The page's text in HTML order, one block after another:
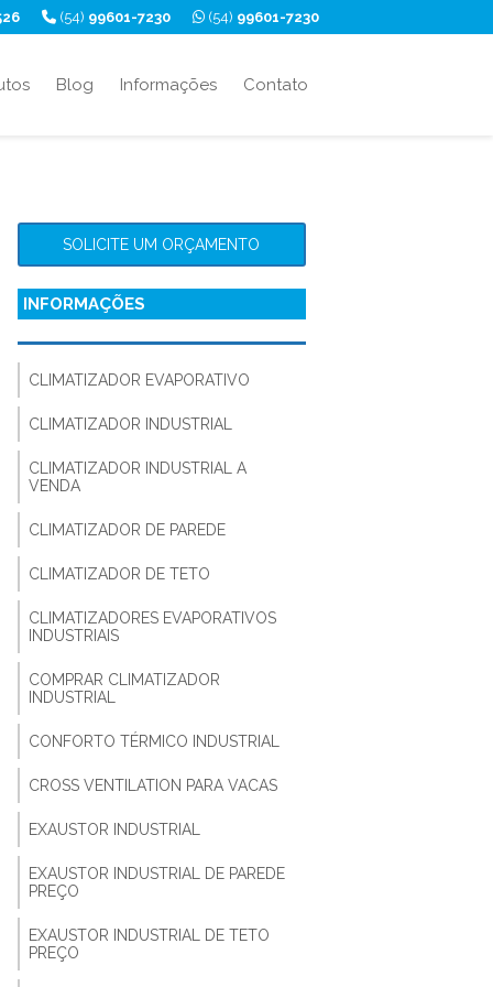
(54) 99601-7230
(54) 99601-7230
Blog Informações Contato
SOLICITE UM ORÇAMENTO
INFORMAÇÕES
CLIMATIZADOR EVAPORATIVO
CLIMATIZADOR INDUSTRIAL
CLIMATIZADOR INDUSTRIAL A
VENDA
CLIMATIZADOR DE PAREDE
CLIMATIZADOR DE TETO
CLIMATIZADORES EVAPORATIVOS
INDUSTRIAIS
COMPRAR CLIMATIZADOR
INDUSTRIAL
CONFORTO TÉRMICO INDUSTRIAL
CROSS VENTILATION PARA VACAS
EXAUSTOR INDUSTRIAL
EXAUSTOR INDUSTRIAL DE PAREDE
PREÇO
EXAUSTOR INDUSTRIAL DE TETO
PREÇO